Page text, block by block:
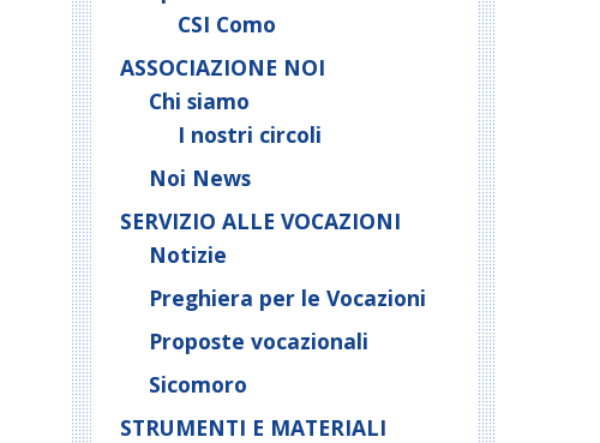
CSI Como
ASSOCIAZIONE NOI
Chi siamo
I nostri circoli
Noi News
SERVIZIO ALLE VOCAZIONI
Notizie
Preghiera per le Vocazioni
Proposte vocazionali
Sicomoro
STRUMENTI E MATERIALI